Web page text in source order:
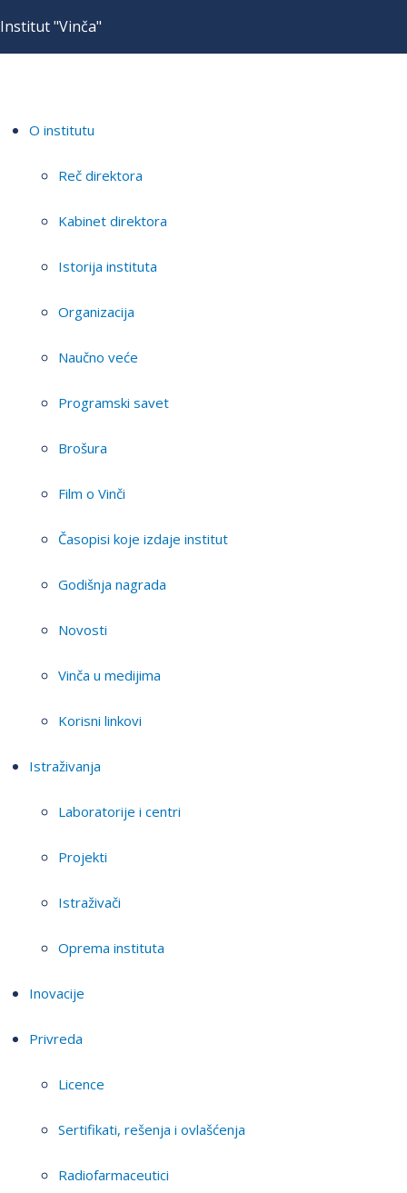
Institut "Vinča"
O institutu
Reč direktora
Kabinet direktora
Istorija instituta
Organizacija
Naučno veće
Programski savet
Brošura
Film o Vinči
Časopisi koje izdaje institut
Godišnja nagrada
Novosti
Vinča u medijima
Korisni linkovi
Istraživanja
Laboratorije i centri
Projekti
Istraživači
Oprema instituta
Inovacije
Privreda
Licence
Sertifikati, rešenja i ovlašćenja
Radiofarmaceutici